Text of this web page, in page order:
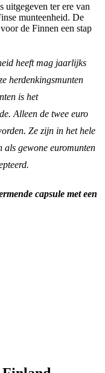
uitgegeven ter ere van
munteenheid. De
de Finnen een stap
heeft mag jaarlijks
herdenkingsmunten
is het
Alleen de twee euro
Ze zijn in het hele
als gewone euromunten
capsule met een